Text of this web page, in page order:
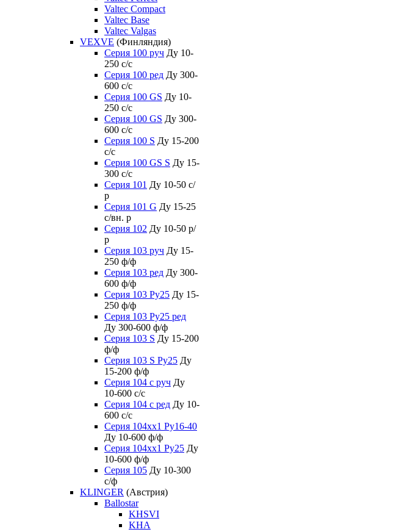
Valtec Compact
Valtec Base
Valtec Valgas
VEXVE (Финляндия)
Серия 100 руч Ду 10-
250 c/c
Серия 100 ред Ду 300-
600 c/c
Серия 100 GS Ду 10-
250 c/c
Серия 100 GS Ду 300-
600 c/c
Серия 100 S Ду 15-200
c/c
Серия 100 GS S Ду 15-
300 c/c
Серия 101 Ду 10-50 с/
р
Серия 101 G Ду 15-25
с/вн. р
Серия 102 Ду 10-50 р/
р
Серия 103 руч Ду 15-
250 ф/ф
Серия 103 ред Ду 300-
600 ф/ф
Серия 103 Ру25 Ду 15-
250 ф/ф
Серия 103 Ру25 ред
Ду 300-600 ф/ф
Серия 103 S Ду 15-200
ф/ф
Серия 103 S Ру25 Ду
15-200 ф/ф
Серия 104 с руч Ду
10-600 с/с
Серия 104 с ред Ду 10-
600 с/с
Серия 104xx1 Ру16-40
Ду 10-600 ф/ф
Серия 104xx1 Ру25 Ду
10-600 ф/ф
Серия 105 Ду 10-300
с/ф
KLINGER (Австрия)
Ballostar
KHSVI
KHA